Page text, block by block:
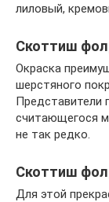
лиловый,
Скоттиш
Окраска
шерстяного
Представители
считающегося
не так редко.
Скоттиш
Для этой